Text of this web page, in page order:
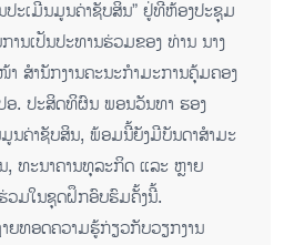
ປະເມີນມູນຄ່າຊັບສິນ” ຢູ່ທີ່ຫ້ອງປະຊຸມ
ານເປັນປະທານຮ່ວມຂອງ ທ່ານ ນາງ
ສໍານັກງານຄະນະກຳມະການຄຸ້ມຄອງ
. ປະສິດທິຜົນ ພອນວັນທາ ຮອງ
ນຄ່າຊັບສິນ, ພ້ອມນີ້ຍັງມີບັນດາສໍາມະ
, ທະນາຄານທຸລະກິດ ແລະ ຫຼາຍ
ວມໃນຊຸດຝຶກອົບຮົມຄັ້ງນີ້.
ຍທອດຄວາມຮູ້ກ່ຽວກັບວຽກງານ